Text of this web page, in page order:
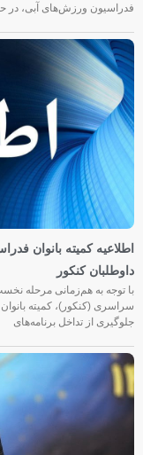
فدراسیون ورزش‌های آبی، در
اطلاعیه کمیته بانوان
داوطلبان کنکور
با توجه به هم‌زمانی مرحله
سراسری (کنکور)، کمیته
جلوگیری از تداخل برنامه‌های